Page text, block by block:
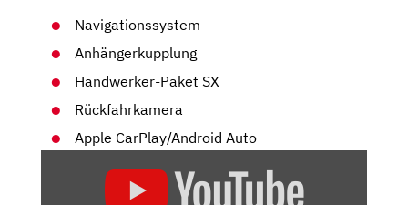
Navigationssystem
Anhängerkupplung
Handwerker-Paket SX
Rückfahrkamera
Apple CarPlay/Android Auto
PROFESSIONAL